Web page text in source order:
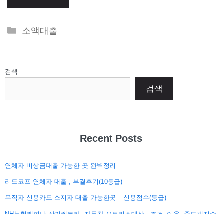
Categories
소액대출
검색
검색
Recent Posts
연체자 비상금대출 가능한 곳 완벽정리
리드코프 연체자 대출 , 부결후기(10등급)
무직자 신용카드 소지자 대출 가능한곳 – 신용점수(등급)